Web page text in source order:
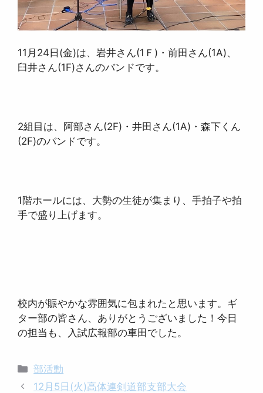
11月24日(金)は、岩井さん(1Ｆ)・前田さん(1A)、
臼井さん(1F)さんのバンドです。
2組目は、阿部さん(2F)・井田さん(1A)・森下くん
(2F)のバンドです。
1階ホールには、大勢の生徒が集まり、手拍子や拍
手で盛り上げます。
校内が賑やかな雰囲気に包まれたと思います。ギ
ター部の皆さん、ありがとうございました！今日
の担当も、入試広報部の車田でした。
カ
テ
部活動
12月5日(火)高体連剣道部支部大会